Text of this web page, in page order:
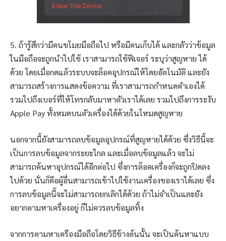
5. ถ้ารู้สึกว่ามีคนขโมยมือถือไป หรือมีคนเก็บได้ และกลัวว่าข้อมูล
ในมือถือจะถูกนำไปใช้ เราสามารถใช้ฟีเจอร์ ระบุว่าสูญหาย ได้
ด้วย โดยเมื่อกดแล้วระบบจะล็อคอุปกรณ์ให้โดยอัตโนมัติ และยัง
สามารถสร้างการแสดงข้อความ ที่เราสามารถกำหนดคำเองได้
รวมไปถึงเบอร์ที่ให้โทรกลับมาหาตัวเราได้เลย รวมไปถึงการระงับ
Apple Pay ทั้งหมดบนตัวเครื่องได้ด้วยในโหมดสูญหาย
นอกจากนี้ยังสามารถลบข้อมูลอุปกรณ์ที่สูญหายได้ด้วย ซึ่งวิธีนี้จะ
เป็นการลบข้อมูลจากระยะไกล และเมื่อลบข้อมูลแล้ว จะไม่
สามารถค้นหาอุปกรณ์ได้อีกต่อไป ซึ่งการล็อคเครื่องก็จะถูกปิดลง
ไปด้วย นั่นก็คือผู้อื่นสามารถเข้าไปใช้งานเครื่องของเราได้เลย ซึ่ง
การลบข้อมูลนี้จะไม่สามารถยกเลิกได้ด้วย ถ้าไม่จำเป็นและยัง
อยากตามหาเครื่องอยู่ ก็ไม่ควรลบข้อมูลทิ้ง
จากการตามหาเครืองมือถือโดยวิธีข้างต้นนั้น จะเป็นค้นหาแบบ